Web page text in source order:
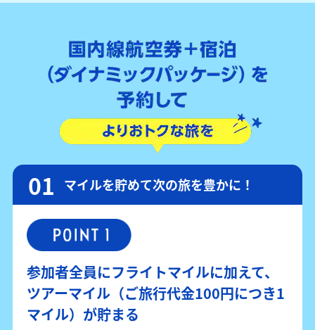
マイルを貯めて次の旅を豊かに！
参加者全員にフライトマイルに加えて、
ツアーマイル（ご旅行代金100円につき1
マイル）が貯まる